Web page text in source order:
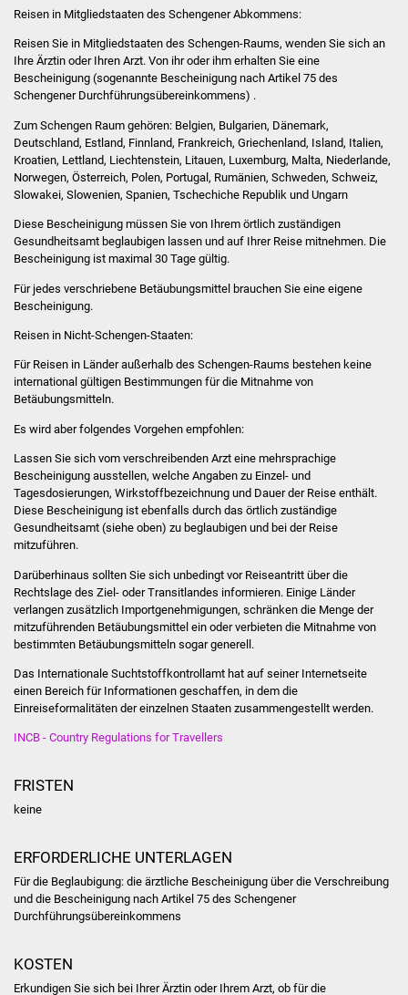
Bildung
Schulen
Kindergärten
Kolping-Musikschule
Volkshochschule
Soziale Einrichtungen
Jugendhaus
Familienzentrum
Stadtwerke
NETZMonitor
Gesundheit und Notfall
Ärzte und Apotheken
Bürgerbus (MOBS)
Reisen in Mitgliedstaaten des Schengener Abkommens:
Reisen Sie in Mitgliedstaaten des Schengen-Raums, wenden Sie sich an
Ihre Ärztin oder Ihren Arzt. Von ihr oder ihm erhalten Sie eine
Bescheinigung (sogenannte Bescheinigung nach Artikel 75 des
Schengener Durchführungsübereinkommens) .
Zum Schengen Raum gehören: Belgien, Bulgarien, Dänemark,
Deutschland, Estland, Finnland, Frankreich, Griechenland, Island, Italien,
Kroatien, Lettland, Liechtenstein, Litauen, Luxemburg, Malta, Niederlande,
Norwegen, Österreich, Polen, Portugal, Rumänien, Schweden, Schweiz,
Slowakei, Slowenien, Spanien, Tschechiche Republik und Ungarn
Diese Bescheinigung müssen Sie von Ihrem örtlich zuständigen
Gesundheitsamt beglaubigen lassen und auf Ihrer Reise mitnehmen. Die
Bescheinigung ist maximal 30 Tage gültig.
Für jedes verschriebene Betäubungsmittel brauchen Sie eine eigene
Bescheinigung.
Reisen in Nicht-Schengen-Staaten:
Für Reisen in Länder außerhalb des Schengen-Raums bestehen keine
international gültigen Bestimmungen für die Mitnahme von
Betäubungsmitteln.
Es wird aber folgendes Vorgehen empfohlen:
Lassen Sie sich vom verschreibenden Arzt eine mehrsprachige
Bescheinigung ausstellen, welche Angaben zu Einzel- und
Tagesdosierungen, Wirkstoffbezeichnung und Dauer der Reise enthält.
Diese Bescheinigung ist ebenfalls durch das örtlich zuständige
Gesundheitsamt (siehe oben) zu beglaubigen und bei der Reise
mitzuführen.
Darüberhinaus sollten Sie sich unbedingt vor Reiseantritt über die
Rechtslage des Ziel- oder Transitlandes informieren. Einige Länder
verlangen zusätzlich Importgenehmigungen, schränken die Menge der
mitzuführenden Betäubungsmittel ein oder verbieten die Mitnahme von
bestimmten Betäubungsmitteln sogar generell.
Das Internationale Suchtstoffkontrollamt hat auf seiner Internetseite
einen Bereich für Informationen geschaffen, in dem die
Einreiseformalitäten der einzelnen Staaten zusammengestellt werden.
INCB - Country Regulations for Travellers
FRISTEN
keine
ERFORDERLICHE UNTERLAGEN
Für die Beglaubigung: die ärztliche Bescheinigung über die Verschreibung
und die Bescheinigung nach Artikel 75 des Schengener
Durchführungsübereinkommens
KOSTEN
Erkundigen Sie sich bei Ihrer Ärztin oder Ihrem Arzt, ob für die